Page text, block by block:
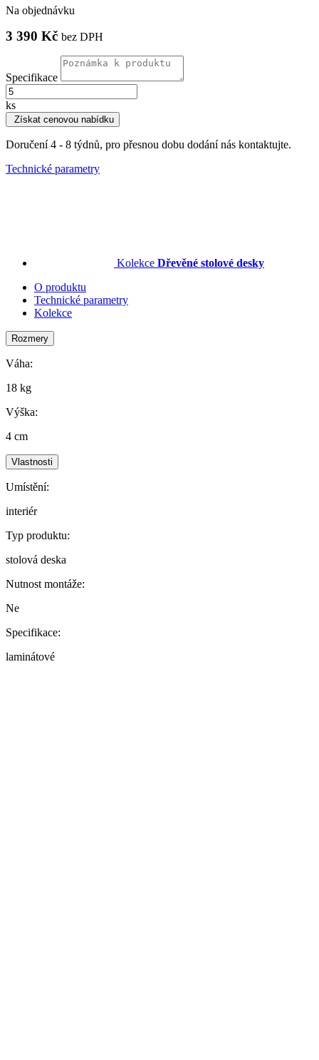
Na objednávku
3 390 Kč bez DPH
Specifikace
ks
Získat cenovou nabídku
Doručení 4 - 8 týdnů, pro přesnou dobu dodání nás kontaktujte.
Technické parametry
Kolekce Dřevěné stolové desky
O produktu
Technické parametry
Kolekce
Rozmery
Váha:
18 kg
Výška:
4 cm
Vlastnosti
Umístění:
interiér
Typ produktu:
stolová deska
Nutnost montáže:
Ne
Specifikace:
laminátové